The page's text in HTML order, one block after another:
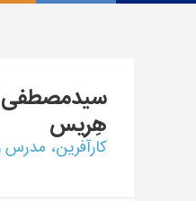
سیدمصطفی
هِریس
کارآفرین،